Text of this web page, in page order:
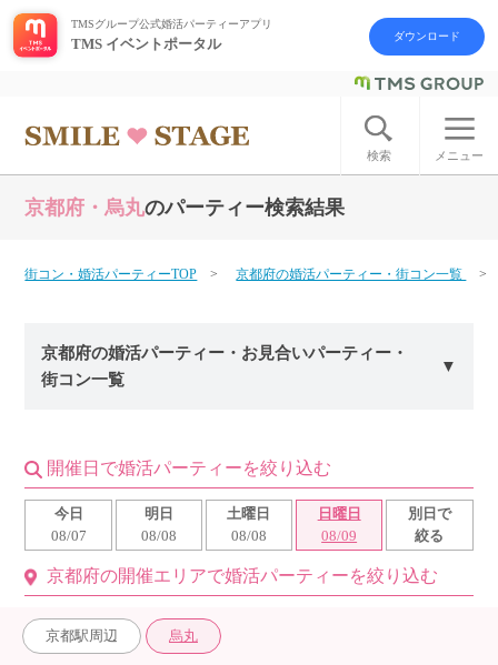
ログイン アカウント登録
はじめての方へ
今週の婚活パーティー
よくあるご質問
お問い合わせ
利用規約
個人情報保護方針launch
子どもの安全基準に関するポリシー
TMSグループ公式婚活パーティーアプリ
TMS イベントポータル ダウンロード
検索 メニュー
京都府・烏丸のパーティー検索結果
街コン・婚活パーティーTOP 京都府の婚活パーティー・街コン一覧
京都府の婚活パーティー・お見合いパーティー・
街コン一覧
開催日で婚活パーティーを絞り込む
今日
08/07
明日
08/08
土曜日
08/08
日曜日
08/09
別日で
絞る
京都府の開催エリアで婚活パーティーを絞り込む
京都駅周辺 烏丸